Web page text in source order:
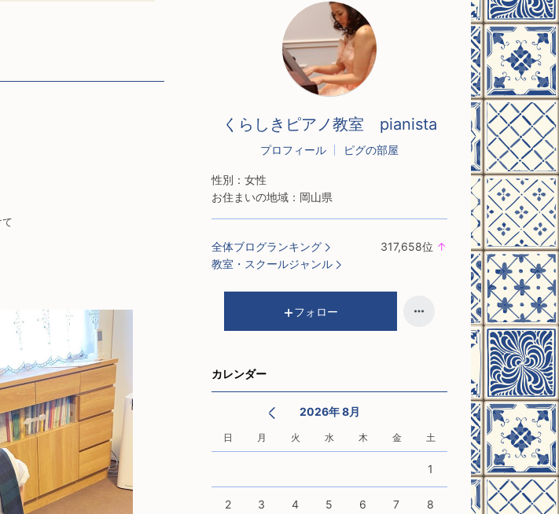
くらしきピアノ教室 pianista
プロフィール ピグの部屋
性別： 女性
お住まいの地域： 岡山県
全体ブログランキング 317,658位 ↑
教室・スクールジャンル
フォロー
カレンダー
2026年 8月
日 月 火 水 木 金 土
1
2 3 4 5 6 7 8